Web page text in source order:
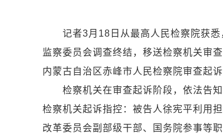
记者3月18日从最高人民检察院获悉
监察委员会调查终结，移送检察机关审
内蒙古自治区赤峰市人民检察院审查起
检察机关在审查起诉阶段，依法告知
检察机关起诉指控：被告人徐宪平利用
改革委员会副部级干部、国务院参事等